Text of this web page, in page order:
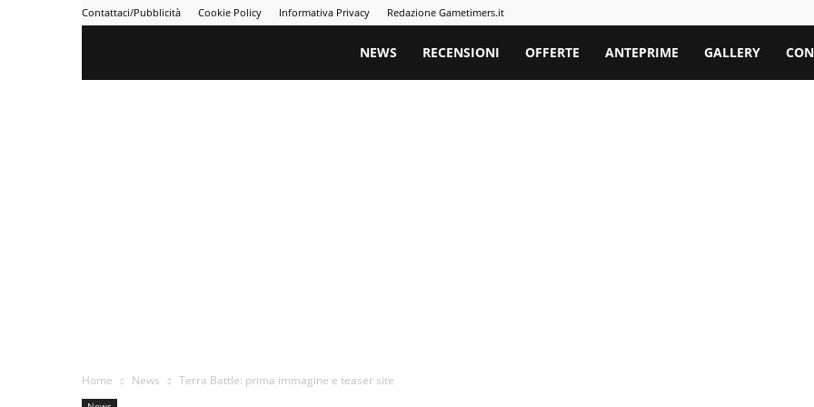
Contattaci/Pubblicità Cookie Policy Informativa Privacy Redazione Gametimers.it
Gametimers
NEWS RECENSIONI OFFERTE ANTEPRIME GALLERY
Home News Terra Battle: prima immagine e teaser site